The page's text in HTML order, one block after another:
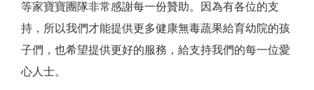
等家寶寶團隊非常感謝每一份贊助。因為有各位的支
持，所以我們才能提供更多健康無毒蔬果給育幼院的孩
子們，也希望提供更好的服務，給支持我們的每一位愛
心人士。